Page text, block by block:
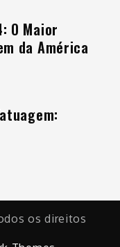
O Maior
da América
os direitos